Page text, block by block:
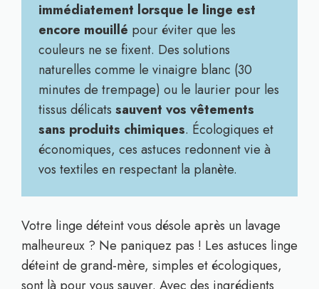
immédiatement lorsque le linge est
encore mouillé pour éviter que les
couleurs ne se fixent. Des solutions
naturelles comme le vinaigre blanc (30
minutes de trempage) ou le laurier pour les
tissus délicats sauvent vos vêtements
sans produits chimiques. Écologiques et
économiques, ces astuces redonnent vie à
vos textiles en respectant la planète.
Votre linge déteint vous désole après un lavage
malheureux ? Ne paniquez pas ! Les astuces linge
déteint de grand-mère, simples et écologiques,